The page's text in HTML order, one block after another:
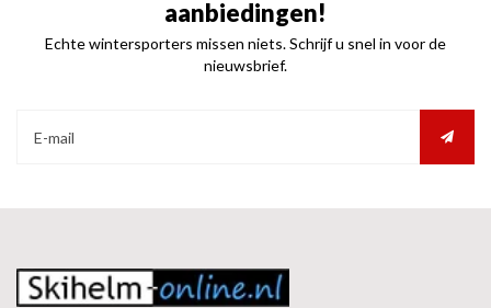
aanbiedingen!
Echte wintersporters missen niets. Schrijf u snel in voor de
nieuwsbrief.